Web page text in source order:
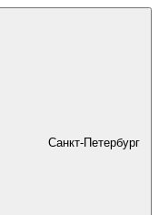
Санкт-Петербург